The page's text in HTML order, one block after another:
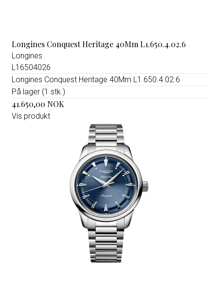
Longines Conquest Heritage 40Mm L1.650.4.02.6
Longines
L16504026
Longines Conquest Heritage 40Mm L1.650.4.02.6
På lager (1 stk.)
41.650,00 NOK
Vis produkt